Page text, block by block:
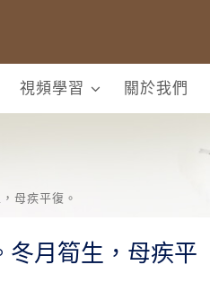
視頻學習 關於我們
母疾平復。
冬月筍生，母疾平